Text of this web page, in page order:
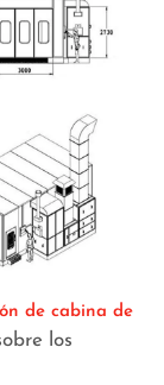
de cabina de
los